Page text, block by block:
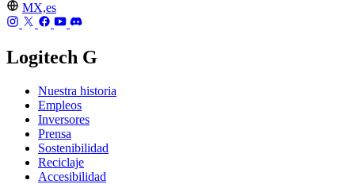
MX,es
Logitech G
Nuestra historia
Empleos
Inversores
Prensa
Sostenibilidad
Reciclaje
Accesibilidad